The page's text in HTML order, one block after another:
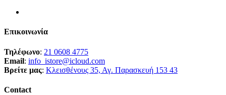
Επικοινωνία
Τηλέφωνο: 21 0608 4775
Email: info_istore@icloud.com
Βρείτε μας: Κλεισθένους 35, Αγ. Παρασκευή 153 43
Contact